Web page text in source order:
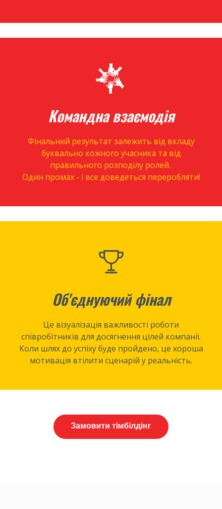
Командна взаємодія
Фінальний результат залежить від вкладу
буквально кожного учасника та від
правильного розподілу ролей.
Один промах - і все доведеться переробляти!
Об'єднуючий фінал
Це візуалізація важливості роботи
співробітників для досягнення цілей компанії.
Коли шлях до успіху буде пройдено, це хороша
мотивація втілити сценарій у реальність.
Замовити тімбілдінг